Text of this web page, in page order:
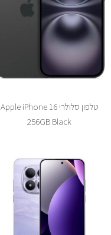
טלפון סלולרי Apple iPhone 16
256GB Black